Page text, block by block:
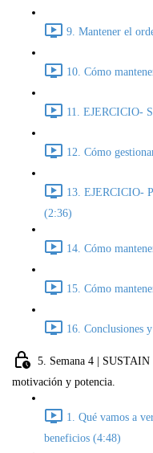
9. Mantener el
10. Cómo
11. EJERCICIO-
12. Cómo
13. EJERCICIO-
(2:36)
14. Cómo
15. Cómo
16. Conclusiones
5. Semana 4 |
motivación y potencia.
1. Qué vamos a
beneficios (4:48)